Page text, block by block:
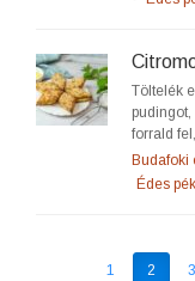
Töltelék
forrald
Budafoki
Édes
1 2 3